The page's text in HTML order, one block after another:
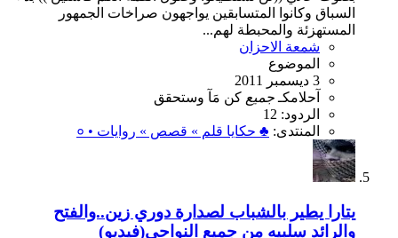
السباق وكانوا المتسابقين يواجهون صراخات الجمهور
المستهزئة والمحبطة لهم...
شمعة الاحزان
الموضوع
3 ديسمبر 2011
آحلامكـجميع كن مَآ وستحقق
الردود: 12
المنتدى: ♣ حكايا قلم » قصص » روايات • ०
يتارا يطير بالشباب لصدارة دوري زين..والفتح
والرائد سلبيه من جميع النواحي(فيديو)